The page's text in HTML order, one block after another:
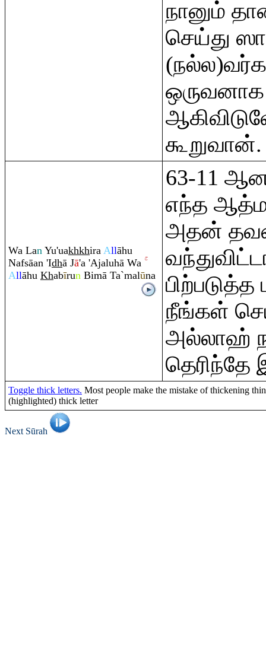
நானும்
செய்து
ஒருவனாக
கூறுவான்.
Wa Lan Yu'uakhkhira Allāhu
Nafsāan 'Idhā Jā'a 'Ajaluhā Wa
Allāhu Khabīrun Bimā Ta`malūna
63-11
எந்த
அதன்
நீங்கள்
அல்லாஹ்
தெரிந்தே
Toggle thick letters. Most people make the mistake of thickening
(highlighted) thick letter
Next Sūrah